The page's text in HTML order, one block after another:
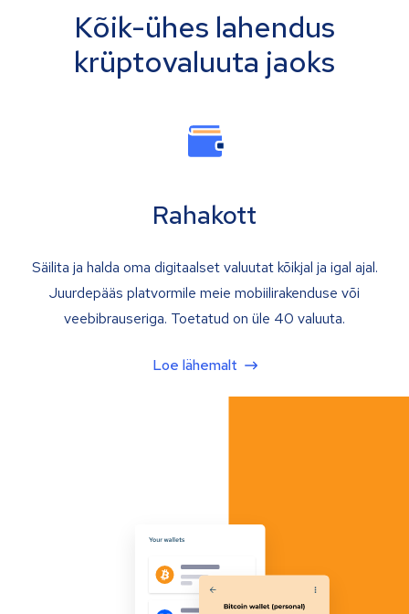
Kõik-ühes lahendus
krüptovaluuta jaoks
Rahakott
Säilita ja halda oma digitaalset valuutat kõikjal ja igal ajal.
Juurdepääs platvormile meie mobiilirakenduse või
veebibrauseriga. Toetatud on üle 40 valuuta.
Loe lähemalt